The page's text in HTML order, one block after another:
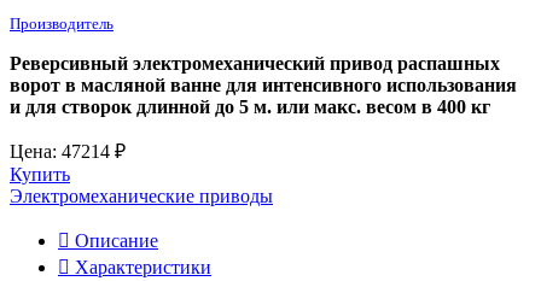
Производитель
Реверсивный электромеханический привод распашных
ворот в масляной ванне для интенсивного использования
и для створок длинной до 5 м. или макс. весом в 400 кг
Цена: 47214 ₽
Купить
Электромеханические приводы
Описание
Характеристики